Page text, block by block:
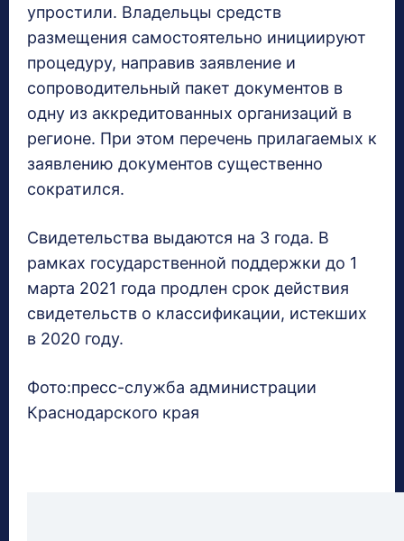
упростили. Владельцы средств
размещения самостоятельно инициируют
процедуру, направив заявление и
сопроводительный пакет документов в
одну из аккредитованных организаций в
регионе. При этом перечень прилагаемых к
заявлению документов существенно
сократился.
Свидетельства выдаются на 3 года. В
рамках государственной поддержки до 1
марта 2021 года продлен срок действия
свидетельств о классификации, истекших
в 2020 году.
Фото:пресс-служба администрации
Краснодарского края